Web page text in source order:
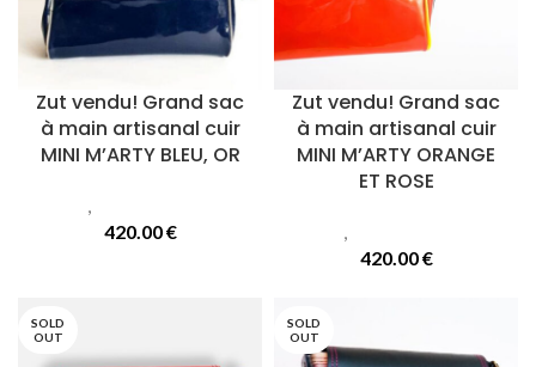
Zut vendu! Grand sac
à main artisanal cuir
MINI M’ARTY BLEU, OR
,
420.00€
Zut vendu! Grand sac
à main artisanal cuir
MINI M’ARTY ORANGE
ET ROSE
,
420.00€
SOLD
OUT
SOLD
OUT